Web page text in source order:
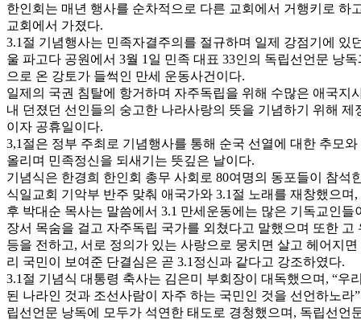
한인회는 매년 행사를 순차적으로 다른 교회에서 거행키로 하
교회에서 가졌다.
3.1절 기념행사는 민족자결주의를 절규하며 일제 강점기에 있
울 파고다 공원에서 3월 1일 민족 대표 33인의 독립선언문 낭
으로 온 강토가 들썩인 만세 운동사건이다.
일제의 국권 침탈에 항거하며 자주독립을 위해 수많은 애국지
내 던졌던 선인들의 숭고한 나라사랑의 뜻을 기념하기 위해 제
이자 공휴일이다.
3,1절은 정부 주최로 기념행사를 통해 순국 선열에 대한 추모
올리며 민족정신을 되새기는 뜻깊은 날이다.
기념식은 한경희 한인회 총무 사회로 80여명의 동포들이 참석
식일교회 기악부 반주 맞춰 애국가와 3.1절 노래를 재창했으며
후 박대순 목사는 말씀에서 3.1 만세운동에는 많은 기독교인들
장서 목숨을 걸고 자주독립 국가를 외쳤다고 말했으며 또한 고
등을 전하고, 서로 정의가 있는 사랑으로 뭉치면 살고 헤어지
리 국민이 보여준 단결심은 곧 3.1정신과 같다고 강조하였다.
3.1절 기념식 대통령 축사는 김은미 부회장이 대독했으며, “우
된 나라인 것과 조선사람이 자주 하는 국민인 것을 선언하노라
립선언문 낭독에 모두가 석연한 태도로 경청했으며, 독립선언